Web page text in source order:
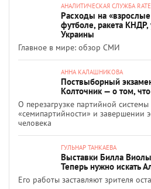
АНАЛИТИЧЕСКАЯ СЛУЖБА
Расходы на
футболе, ракета
Украины
Главное в мире: обзор СМИ
АННА КАЛАШНИКОВА
Поствыборный
Колточник — о том,
О перезагрузке партийной
«семипартийности» и завершении
человека
ГУЛЬНАР ТАНКАЕВА
Выставки Билла
Теперь нужно искать
Его работы заставляют зрителя